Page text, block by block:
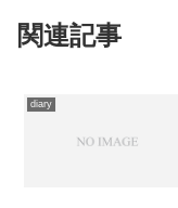
関連記事
diary